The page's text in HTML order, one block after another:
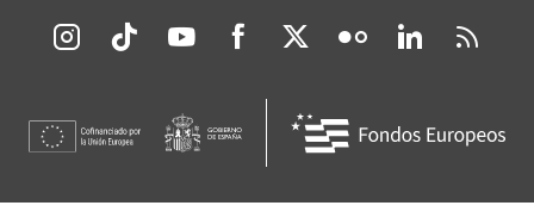
Redes sociales JCCM